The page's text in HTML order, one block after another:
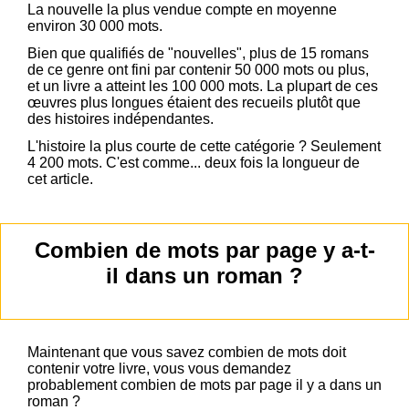
La nouvelle la plus vendue compte en moyenne
environ 30 000 mots.
Bien que qualifiés de "nouvelles", plus de 15 romans
de ce genre ont fini par contenir 50 000 mots ou plus,
et un livre a atteint les 100 000 mots. La plupart de ces
œuvres plus longues étaient des recueils plutôt que
des histoires indépendantes.
L'histoire la plus courte de cette catégorie ? Seulement
4 200 mots. C'est comme... deux fois la longueur de
cet article.
Combien de mots par page y a-t-
il dans un roman ?
Maintenant que vous savez combien de mots doit
contenir votre livre, vous vous demandez
probablement combien de mots par page il y a dans un
roman ?